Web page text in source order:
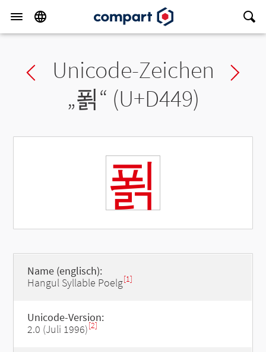
Previous char
Unicode-Zeichen
„푉“ (U+D449)
푉
Name (englisch):
Hangul Syllable Poelg[1]
Unicode-Version:
2.0 (Juli 1996)[2]